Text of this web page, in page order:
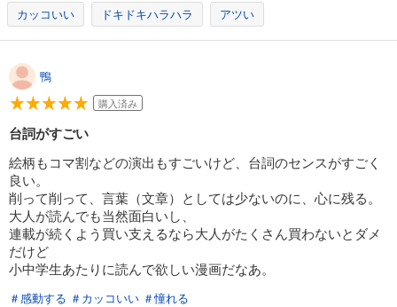
カッコいい
ドキドキハラハラ アツい
鴨
購入済み
台詞がすごい
絵柄もコマ割などの演出もすごいけど、台詞のセンスがすごく
良い。
削って削って、言葉（文章）としては少ないのに、心に残る。
大人が読んでも当然面白いし、
連載が続くよう買い支えるなら大人がたくさん買わないとダメ
だけど
小中学生あたりに読んで欲しい漫画だなあ。
＃感動する ＃カッコいい ＃憧れる